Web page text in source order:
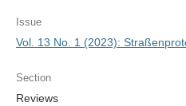
Issue
Vol. 13 No. 1 (2023):
Section
Reviews